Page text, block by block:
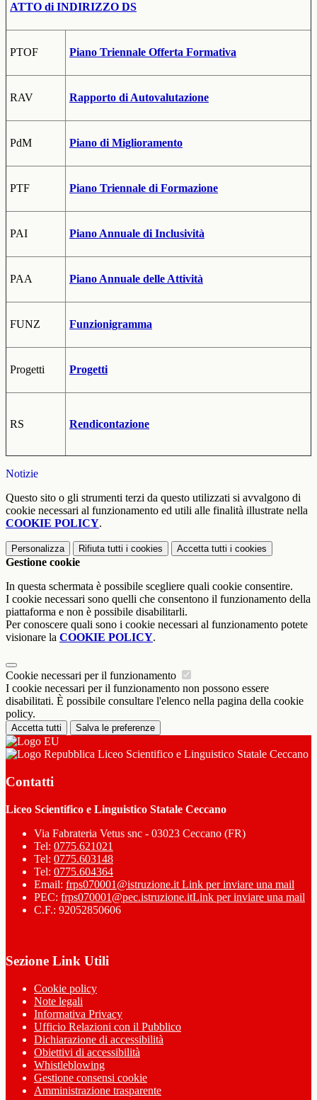
ATTO di INDIRIZZO DS
PTOF Piano Triennale Offerta Formativa
RAV Rapporto di Autovalutazione
PdM Piano di Miglioramento
PTF Piano Triennale di Formazione
PAI Piano Annuale di Inclusività
PAA Piano Annuale delle Attività
FUNZ Funzionigramma
Progetti Progetti
RS Rendicontazione
Notizie
Questo sito o gli strumenti terzi da questo utilizzati si avvalgono di
cookie necessari al funzionamento ed utili alle finalità illustrate nella
COOKIE POLICY.
Personalizza Rifiuta tutti i cookies Accetta tutti i cookies
Gestione cookie
In questa schermata è possibile scegliere quali cookie consentire.
I cookie necessari sono quelli che consentono il funzionamento della
piattaforma e non è possibile disabilitarli.
Per conoscere quali sono i cookie necessari al funzionamento potete
visionare la COOKIE POLICY.
Cookie necessari per il funzionamento
I cookie necessari per il funzionamento non possono essere
disabilitati. È possibile consultare l'elenco nella pagina della cookie
policy.
Accetta tutti Salva le preferenze
Liceo Scientifico e Linguistico Statale Ceccano
Contatti
Liceo Scientifico e Linguistico Statale Ceccano
Via Fabrateria Vetus snc - 03023 Ceccano (FR)
Tel: 0775.621021
Tel: 0775.603148
Tel: 0775.604364
Email: frps070001@istruzione.it Link per inviare una mail
PEC: frps070001@pec.istruzione.itLink per inviare una mail
C.F.: 92052850606
Sezione Link Utili
Cookie policy
Note legali
Informativa Privacy
Ufficio Relazioni con il Pubblico
Dichiarazione di accessibilità
Obiettivi di accessibilità
Whistleblowing
Gestione consensi cookie
Amministrazione trasparente